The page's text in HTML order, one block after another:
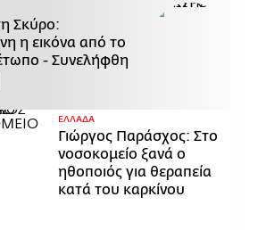
Σκύρο:
η εικόνα από το
- Συνελήφθη
ΕΛΛΑΔΑ
Γιώργος Παράσχος: Στο
νοσοκομείο ξανά ο
ηθοποιός για θεραπεία
κατά του καρκίνου